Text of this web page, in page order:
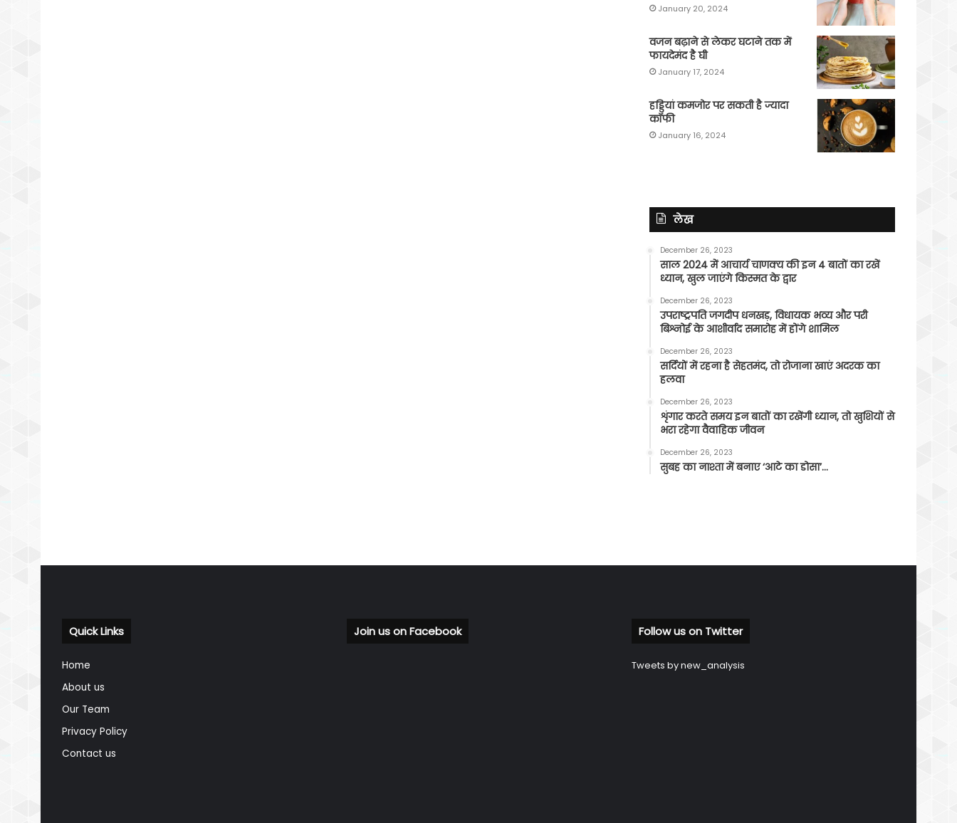
January 20, 2024
वजन बढ़ाने से लेकर घटाने तक में
फायदेमंद है घी
January 17, 2024
हड्डियां कमजोर पर सकती है ज्यादा
कॉफी
January 16, 2024
लेख
December 26, 2023
साल 2024 में आचार्य चाणक्य की इन 4 बातों का रखें
ध्यान, खुल जाएंगे किस्मत के द्वार
December 26, 2023
उपराष्ट्रपति जगदीप धनखड़, विधायक भव्य और परी
बिश्नोई के आशीर्वाद समारोह में होंगे शामिल
December 26, 2023
सर्दियों में रहना है सेहतमंद, तो रोजाना खाएं अदरक का
हलवा
December 26, 2023
शृंगार करते समय इन बातों का रखेंगी ध्यान, तो खुशियों से
भरा रहेगा वैवाहिक जीवन
December 26, 2023
सुबह का नाश्ता में बनाए ‘आटे का डोसा’…
Quick Links
Home
About us
Our Team
Privacy Policy
Contact us
Join us on Facebook Follow us on Twitter
Tweets by new_analysis